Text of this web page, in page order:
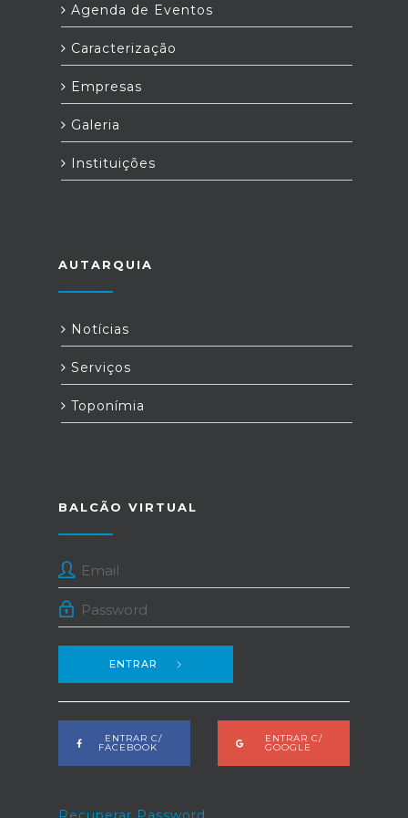
Agenda de Eventos
Caracterização
Empresas
Galeria
Instituições
AUTARQUIA
Notícias
Serviços
Toponímia
BALCÃO VIRTUAL
ENTRAR
ENTRAR C/
FACEBOOK
ENTRAR C/
GOOGLE